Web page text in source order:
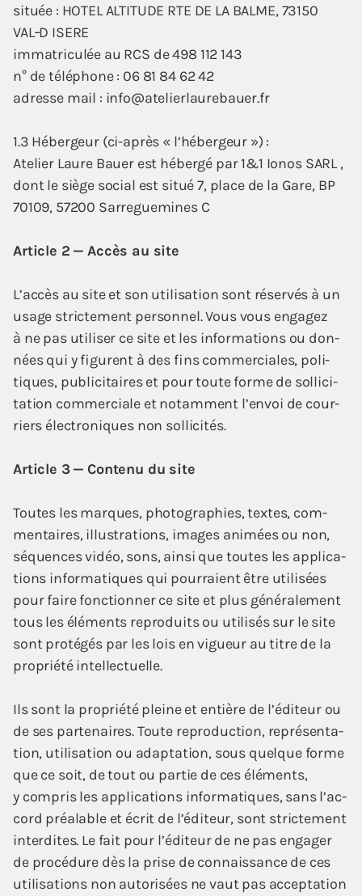
située : HOTELALTI­TUDE RTE DE LA BALME,73150
VAL‑D ISERE
imma­tri­cu­lée au RCS de498 112143
n° de télé­phone : 06 81 84 6242
adresse mail : info@​atelierlaurebauer.​fr
1.3 Héber­geur (ci-après « l’hé­ber­geur ») :
Ate­lier Laure Bauer est héber­gé par1&1 Ionos SARL,
dont le siège social est situé7, place de la Gare, BP
70109, 57200 Sar­re­gue­mines C
Article 2 — Accès au site
L’ac­cès au site et son uti­li­sa­tion sont réser­vés à un
usage stric­te­ment per­son­nel. Vous vous enga­gez
à ne pas uti­li­ser ce site et les infor­ma­tions ou don­
nées qui y figurent à des fins com­mer­ciales, poli­
tiques, publi­ci­taires et pour toute forme de sol­li­ci­
ta­tion com­mer­ciale et notam­ment l’en­voi de cour­
riers élec­tro­niques non sollicités.
Article 3— Conte­nu du site
Toutes les marques, pho­to­gra­phies, textes, com­
men­taires, illus­tra­tions, images ani­mées ou non,
séquences vidéo, sons, ain­si que toutes les appli­ca­
tions infor­ma­tiques qui pour­raient être uti­li­sées
pour faire fonc­tion­ner ce site et plus géné­ra­le­ment
tous les élé­ments repro­duits ou uti­li­sés sur le site
sont pro­té­gés par les lois en vigueur au titre de la
pro­prié­té intellectuelle.
Ils sont la pro­prié­té pleine et entière de l’é­di­teur ou
de ses par­te­naires. Toute repro­duc­tion, repré­sen­ta­
tion, uti­li­sa­tion ou adap­ta­tion, sous quelque forme
que ce soit, de tout ou par­tie de ces élé­ments,
y com­pris les appli­ca­tions infor­ma­tiques, sans l’ac­
cord préa­lable et écrit de l’é­di­teur, sont stric­te­ment
inter­dites. Le fait pour l’é­di­teur de ne pas enga­ger
de pro­cé­dure dès la prise de connais­sance de ces
uti­li­sa­tions non auto­ri­sées ne vaut pas accep­ta­tion